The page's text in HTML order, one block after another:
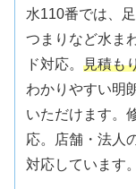
水110番では、
つまりなど水ま
ド対応。見積も
わかりやすい明
いただけます。
応。店舗・法人
対応しています